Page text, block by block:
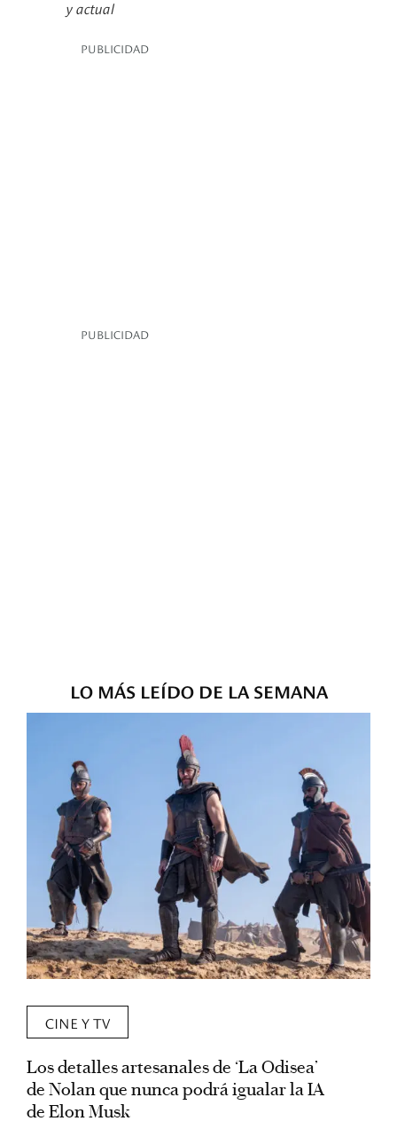
y actual
PUBLICIDAD
PUBLICIDAD
LO MÁS LEÍDO DE LA SEMANA
CINE Y TV
Los detalles artesanales de ‘La Odisea’
de Nolan que nunca podrá igualar la IA
de Elon Musk